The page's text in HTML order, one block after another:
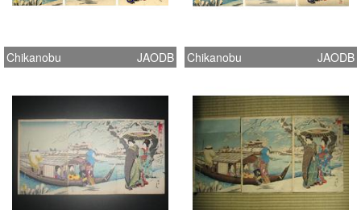
Chikanobu JAODB Chikanobu JAODB